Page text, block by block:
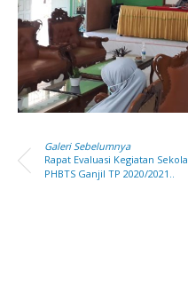
Galeri Sebelumnya
Rapat Evaluasi Kegiatan
PHBTS Ganjil TP 2020/2021..